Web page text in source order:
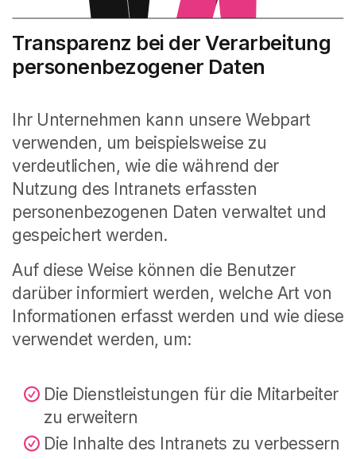
Transparenz bei der Verarbeitung
personenbezogener Daten
Ihr Unternehmen kann unsere Webpart
verwenden, um beispielsweise zu
verdeutlichen, wie die während der
Nutzung des Intranets erfassten
personenbezogenen Daten verwaltet und
gespeichert werden.
Auf diese Weise können die Benutzer
darüber informiert werden, welche Art von
Informationen erfasst werden und wie diese
verwendet werden, um:
Die Dienstleistungen für die Mitarbeiter
zu erweitern
Die Inhalte des Intranets zu verbessern